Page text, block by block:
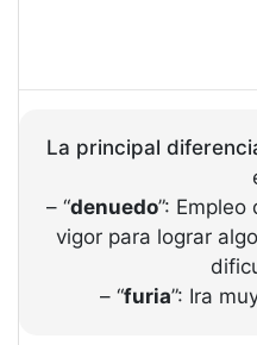
La principal
– “denuedo”:
vigor para lograr
– “furia”: Ira